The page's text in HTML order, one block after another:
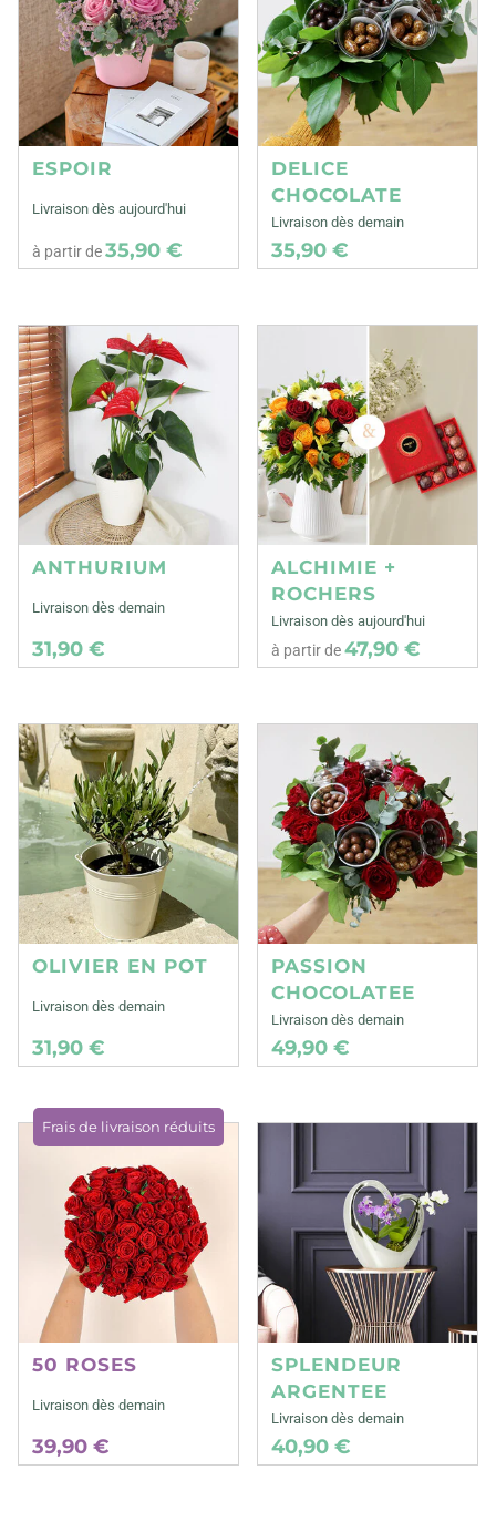
ESPOIR
Livraison dès aujourd'hui
à partir de35,90 €
DELICE
CHOCOLATE
Livraison dès demain
35,90 €
ANTHURIUM
Livraison dès demain
31,90 €
ALCHIMIE +
ROCHERS
Livraison dès aujourd'hui
à partir de47,90 €
OLIVIER EN POT
Livraison dès demain
31,90 €
PASSION
CHOCOLATEE
Livraison dès demain
49,90 €
Frais de livraison réduits
50 ROSES
Livraison dès demain
39,90 €
SPLENDEUR
ARGENTEE
Livraison dès demain
40,90 €